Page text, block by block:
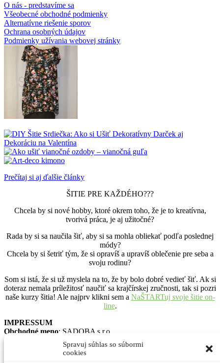
Spravuj súhlas so súbormi
cookies
O nás - predstavíme sa
Všeobecné obchodné podmienky
Alternatívne riešenie sporov
Ochrana osobných údajov
Podmienky užívania webovej stránky
Prečítaj si aj ďalšie články
ŠITIE PRE KAŽDÉHO???
Chcela by si nové hobby, ktoré okrem toho, že je to kreatívna,
tvorivá práca, je aj užitočné?
Rada by si sa naučila šiť, aby si sa mohla obliekať podľa poslednej
módy?
Chcela by si šetriť tým, že si opravíš a upravíš oblečenie pre seba a
svoju rodinu?
Som si istá, že si už myslela na to, že by bolo dobré vedieť šiť. Ak si
doteraz nemala príležitosť naučiť sa krajčírskej zručnosti, tak si pozri
naše kurzy šitia! Ale najprv klikni sem a NaŠTARTuj svoje šitie on-
line.
IMPRESSUM
Obchodné meno: SADOBA s.r.o.
Konateľka
: Anna Berecová
: Ing. Zsanett Berec
: Vlčany, 92584